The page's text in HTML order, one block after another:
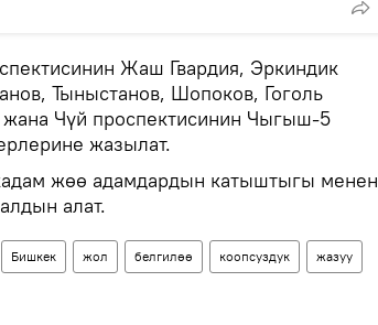
Жаш Гвардия, Эркиндик
Тыныстанов, Шопоков, Гоголь
Чүй проспектисинин Чыгыш-5
жазылат.
жөө адамдардын катыштыгы менен
алат.
Бишкек жол белгилөө коопсуздук жазуу